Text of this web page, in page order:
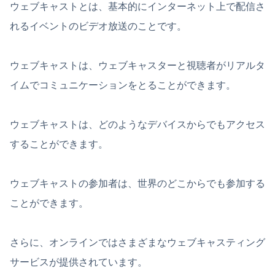
ウェブキャストとは、基本的にインターネット上で配信さ
れるイベントのビデオ放送のことです。
ウェブキャストは、ウェブキャスターと視聴者がリアルタ
イムでコミュニケーションをとることができます。
ウェブキャストは、どのようなデバイスからでもアクセス
することができます。
ウェブキャストの参加者は、世界のどこからでも参加する
ことができます。
さらに、オンラインではさまざまなウェブキャスティング
サービスが提供されています。